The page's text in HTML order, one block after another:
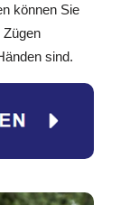
können Sie
Zügen
sind.